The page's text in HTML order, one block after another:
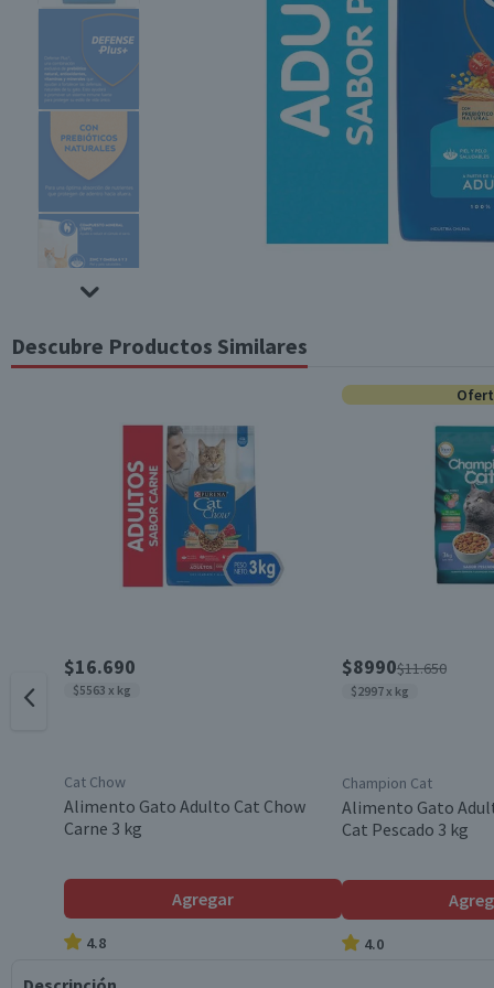
Descubre Productos Similares
$16.690
$5563 x kg
Cat Chow
Alimento Gato Adulto Cat Chow
Carne 3 kg
Agregar
4.8
$8990$11.650
$2997 x kg
Champion Cat
Alimento Gato
Cat Pescado 3 kg
4.0